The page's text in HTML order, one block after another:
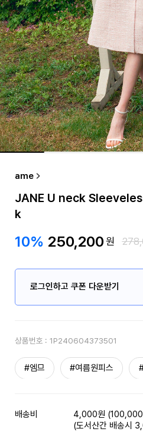
ame
JANE U neck
k
10% 250,200원
로그인하고 쿠폰 다운받기
상품번호 : 1P240604373501
#엠므 #여름원피스
배송비
4,000원 (100,000
(도서산간 배송시